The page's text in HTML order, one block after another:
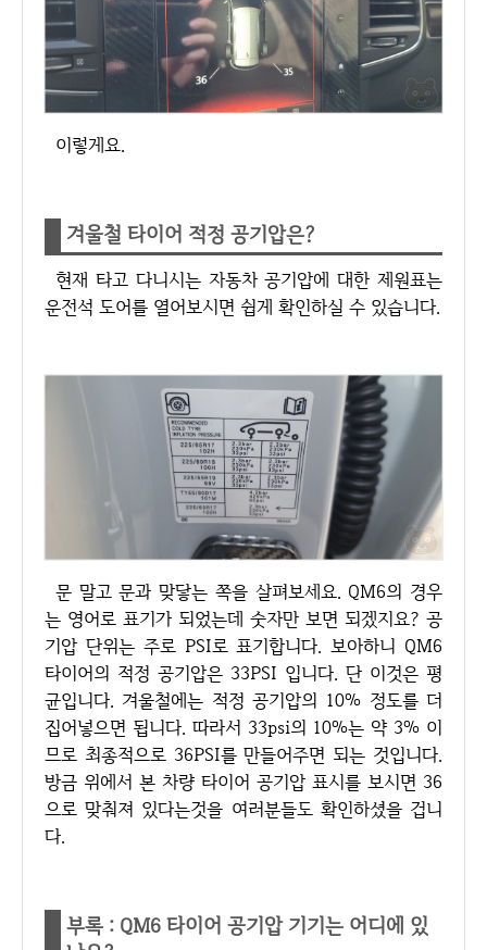
이렇게요.
겨울철 타이어 적정 공기압은?
현재 타고 다니시는 자동차 공기압에 대한 제원표는
운전석 도어를 열어보시면 쉽게 확인하실 수 있습니다.
문 말고 문과 맞닿는 쪽을 살펴보세요. QM6의 경우
는 영어로 표기가 되었는데 숫자만 보면 되겠지요? 공
기압 단위는 주로 PSI로 표기합니다. 보아하니 QM6
타이어의 적정 공기압은 33PSI 입니다. 단 이것은 평
균입니다. 겨울철에는 적정 공기압의 10% 정도를 더
집어넣으면 됩니다. 따라서 33psi의 10%는 약 3% 이
므로 최종적으로 36PSI를 만들어주면 되는 것입니다.
방금 위에서 본 차량 타이어 공기압 표시를 보시면 36
으로 맞춰져 있다는것을 여러분들도 확인하셨을 겁니
다.
부록 : QM6 타이어 공기압 기기는 어디에 있